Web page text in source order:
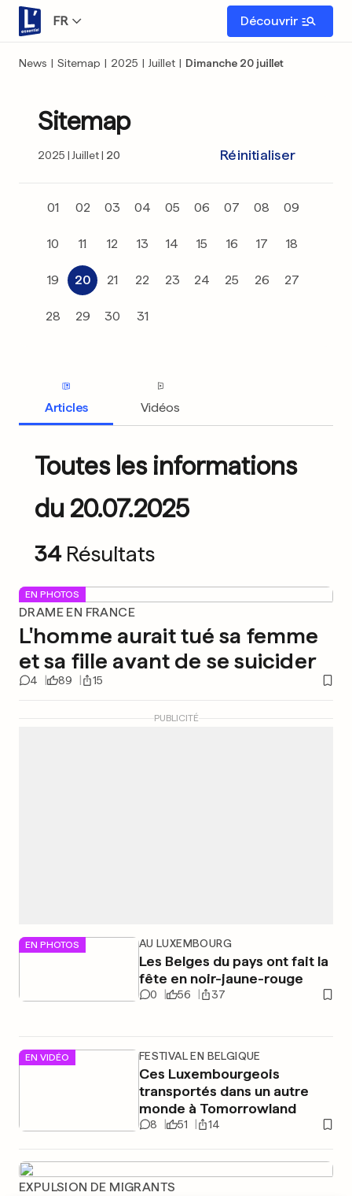
FR Découvrir
News | Sitemap | 2025 | Juillet | Dimanche 20 juillet
Sitemap
2025 Juillet 20 Réinitialiser
01 02 03 04 05 06 07 08 09
10 11 12 13 14 15 16 17 18
19 20 21 22 23 24 25 26 27
28 29 30 31
Articles Vidéos
Toutes les informations
du 20.07.2025
34 Résultats
EN PHOTOS
DRAME EN FRANCE
L'homme aurait tué sa femme
et sa fille avant de se suicider
4 89 15
EN PHOTOS AU LUXEMBOURG
Les Belges du pays ont fait la
fête en noir-jaune-rouge
0 56 37
EN VIDÉO FESTIVAL EN BELGIQUE
Ces Luxembourgeois
transportés dans un autre
monde à Tomorrowland
8 51 14
PUBLICITÉ
EXPULSION DE MIGRANTS